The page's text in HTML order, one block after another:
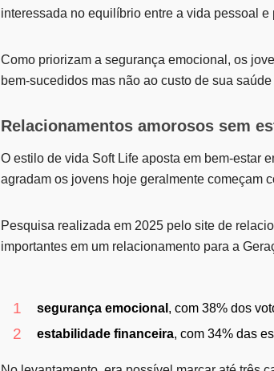
interessada no equilíbrio entre a vida pessoal e
Como priorizam a segurança emocional, os
bem-sucedidos mas não ao custo de sua saúde
Relacionamentos amorosos sem
O estilo de vida Soft Life aposta em bem-estar
agradam os jovens hoje geralmente começam
Pesquisa realizada em 2025 pelo site de
importantes em um relacionamento para a
segurança emocional , com 38% dos
estabilidade financeira, com 34% das